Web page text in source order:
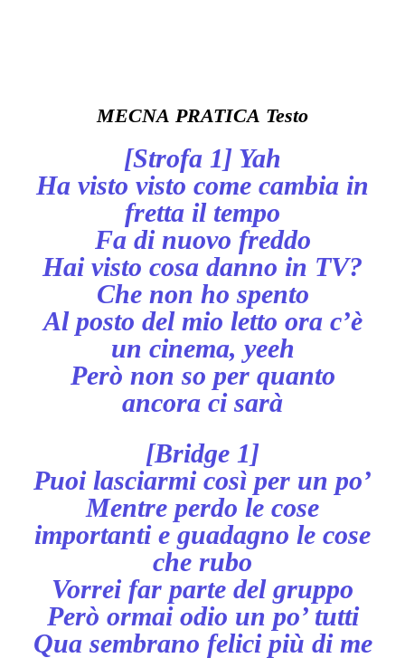
MECNA PRATICA Testo
[Strofa 1] Yah
Ha visto visto come cambia in
fretta il tempo
Fa di nuovo freddo
Hai visto cosa danno in TV?
Che non ho spento
Al posto del mio letto ora c’è
un cinema, yeeh
Però non so per quanto
ancora ci sarà
[Bridge 1]
Puoi lasciarmi così per un po’
Mentre perdo le cose
importanti e guadagno le cose
che rubo
Vorrei far parte del gruppo
Però ormai odio un po’ tutti
Qua sembrano felici più di me